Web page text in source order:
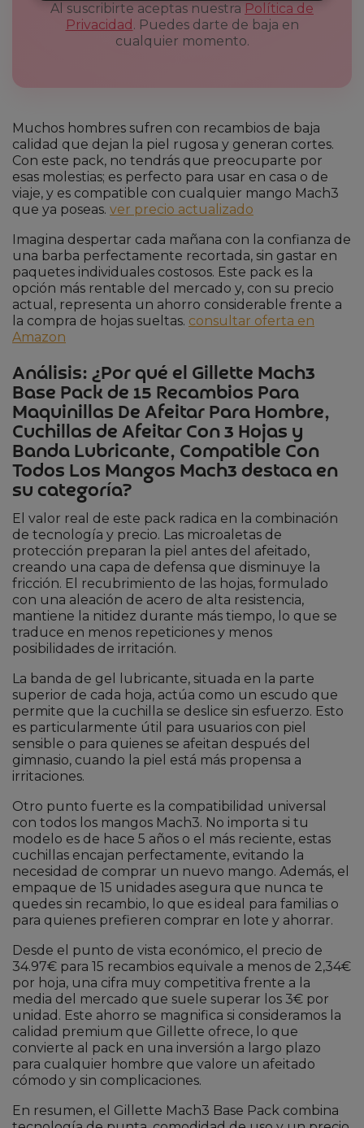
Al suscribirte aceptas nuestra Política de
Privacidad . Puedes darte de baja en
cualquier momento.
Muchos hombres sufren con recambios de baja
calidad que dejan la piel rugosa y generan cortes.
Con este pack, no tendrás que preocuparte por
esas molestias; es perfecto para usar en casa o de
viaje, y es compatible con cualquier mango Mach3
que ya poseas. ver precio actualizado
Imagina despertar cada mañana con la confianza de
una barba perfectamente recortada, sin gastar en
paquetes individuales costosos. Este pack es la
opción más rentable del mercado y, con su precio
actual, representa un ahorro considerable frente a
la compra de hojas sueltas. consultar oferta en
Amazon
Análisis: ¿Por qué el Gillette Mach3
Base Pack de 15 Recambios Para
Maquinillas De Afeitar Para Hombre,
Cuchillas de Afeitar Con 3 Hojas y
Banda Lubricante, Compatible Con
Todos Los Mangos Mach3 destaca en
su categoría?
El valor real de este pack radica en la combinación
de tecnología y precio. Las microaletas de
protección preparan la piel antes del afeitado,
creando una capa de defensa que disminuye la
fricción. El recubrimiento de las hojas, formulado
con una aleación de acero de alta resistencia,
mantiene la nitidez durante más tiempo, lo que se
traduce en menos repeticiones y menos
posibilidades de irritación.
La banda de gel lubricante, situada en la parte
superior de cada hoja, actúa como un escudo que
permite que la cuchilla se deslice sin esfuerzo. Esto
es particularmente útil para usuarios con piel
sensible o para quienes se afeitan después del
gimnasio, cuando la piel está más propensa a
irritaciones.
Otro punto fuerte es la compatibilidad universal
con todos los mangos Mach3. No importa si tu
modelo es de hace 5 años o el más reciente, estas
cuchillas encajan perfectamente, evitando la
necesidad de comprar un nuevo mango. Además, el
empaque de 15 unidades asegura que nunca te
quedes sin recambio, lo que es ideal para familias o
para quienes prefieren comprar en lote y ahorrar.
Desde el punto de vista económico, el precio de
34.97€ para 15 recambios equivale a menos de 2,34€
por hoja, una cifra muy competitiva frente a la
media del mercado que suele superar los 3€ por
unidad. Este ahorro se magnifica si consideramos la
calidad premium que Gillette ofrece, lo que
convierte al pack en una inversión a largo plazo
para cualquier hombre que valore un afeitado
cómodo y sin complicaciones.
En resumen, el Gillette Mach3 Base Pack combina